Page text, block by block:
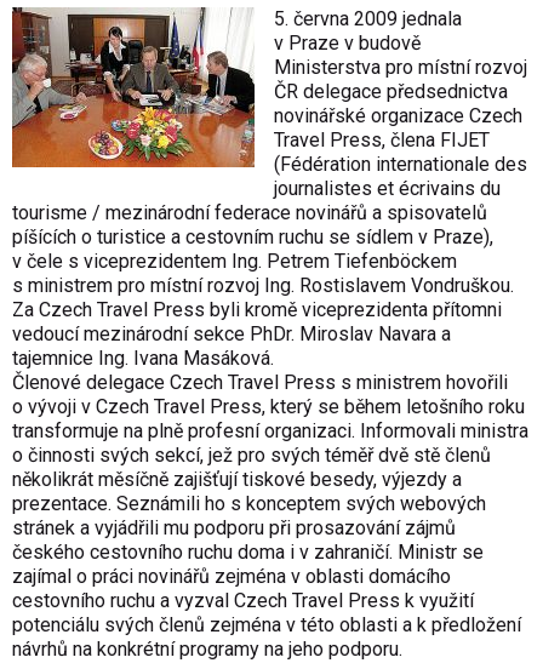
5. června 2009 jednala
v Praze v budově
Ministerstva pro místní rozvoj
ČR delegace předsednictva
novinářské organizace Czech
Travel Press, člena FIJET
(Fédération internationale des
journalistes et écrivains du
tourisme / mezinárodní federace novinářů a spisovatelů
píšících o turistice a cestovním ruchu se sídlem v Praze),
v čele s viceprezidentem Ing. Petrem Tiefenböckem
s ministrem pro místní rozvoj Ing. Rostislavem Vondruškou.
Za Czech Travel Press byli kromě viceprezidenta přítomni
vedoucí mezinárodní sekce PhDr. Miroslav Navara a
tajemnice Ing. Ivana Masáková.
Členové delegace Czech Travel Press s ministrem hovořili
o vývoji v Czech Travel Press, který se během letošního roku
transformuje na plně profesní organizaci. Informovali ministra
o činnosti svých sekcí, jež pro svých téměř dvě stě členů
několikrát měsíčně zajišťují tiskové besedy, výjezdy a
prezentace. Seznámili ho s konceptem svých webových
stránek a vyjádřili mu podporu při prosazování zájmů
českého cestovního ruchu doma i v zahraničí. Ministr se
zajímal o práci novinářů zejména v oblasti domácího
cestovního ruchu a vyzval Czech Travel Press k využití
potenciálu svých členů zejména v této oblasti a k předložení
návrhů na konkrétní programy na jeho podporu.